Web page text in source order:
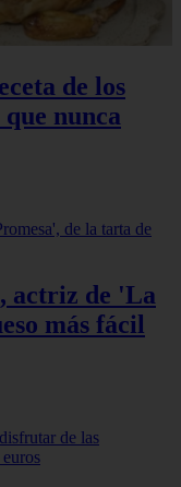
de los
nunca
actriz de 'La
más fácil